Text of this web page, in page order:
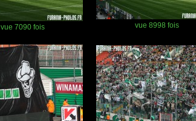
vue 7090 fois vue 8998 fois